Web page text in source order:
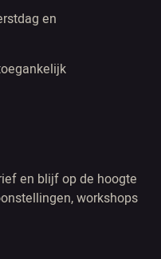
en
en blijf op de hoogte
workshops